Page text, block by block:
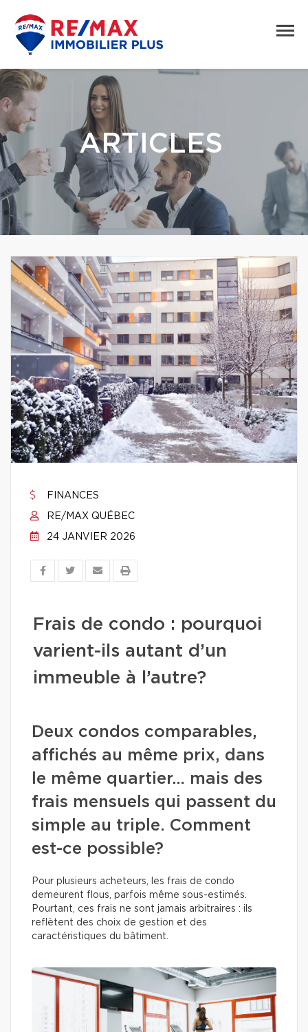
ARTICLES
FINANCES
RE/MAX QUÉBEC
24 JANVIER 2026
Frais de condo : pourquoi
varient-ils autant d’un
immeuble à l’autre?
Deux condos comparables,
affichés au même prix, dans
le même quartier… mais des
frais mensuels qui passent du
simple au triple. Comment
est-ce possible?
Pour plusieurs acheteurs, les frais de condo
demeurent flous, parfois même sous-estimés.
Pourtant, ces frais ne sont jamais arbitraires : ils
reflètent des choix de gestion et des
caractéristiques du bâtiment.